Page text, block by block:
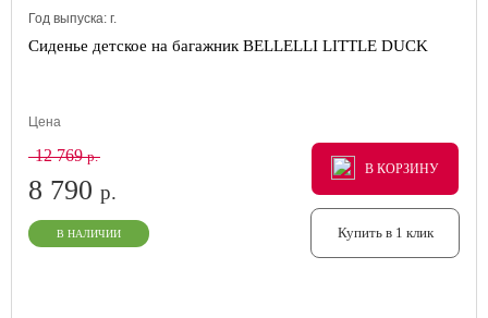
Год выпуска: г.
Сиденье детское на багажник BELLELLI LITTLE DUCK
Цена
12 769р.
8 790 р.
В НАЛИЧИИ
В КОРЗИНУ
В КОРЗИНУ
В КОРЗИНУ
Купить в 1 клик